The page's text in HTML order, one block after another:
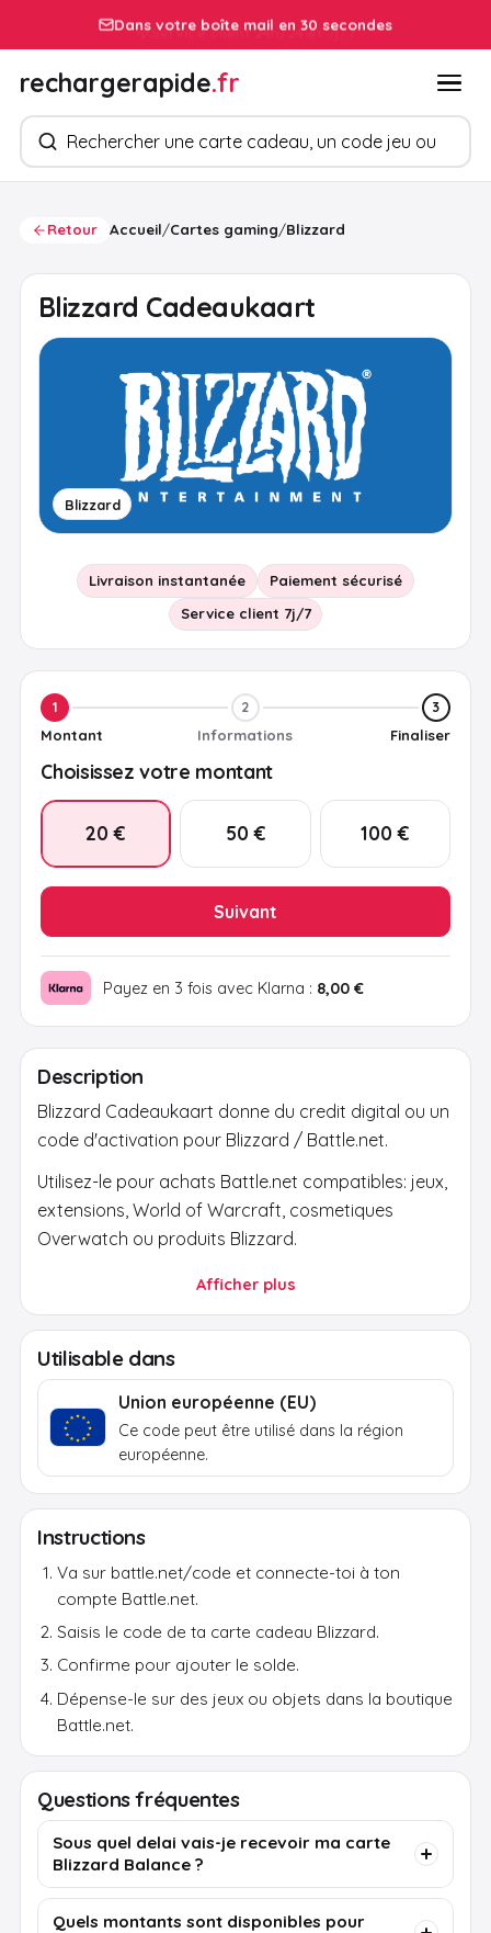
Dans votre boîte mail en 30 secondes
rechargerapide.fr
Rechercher des produits
Retour Accueil/Cartes gaming/Blizzard
Blizzard Cadeaukaart
Blizzard
Livraison instantanée
Paiement sécurisé
Service client 7j/7
1
Montant
2
Informations
3
Finaliser
Choisissez votre montant
20 € 50 € 100 €
Suivant
Payez en 3 fois avec Klarna : 8,00 €
Description
Blizzard Cadeaukaart donne du credit digital ou un
code d'activation pour Blizzard / Battle.net.
Utilisez-le pour achats Battle.net compatibles: jeux,
extensions, World of Warcraft, cosmetiques
Overwatch ou produits Blizzard.
Apres le paiement, le code arrive par e-mail.
boutique officielle et verifiez region, devise et
compte.
Afficher plus
Utilisable dans
Union européenne (EU)
Ce code peut être utilisé dans la région
européenne.
Instructions
Va sur battle.net/code et connecte-toi à ton
compte Battle.net.
Saisis le code de ta carte cadeau Blizzard.
Confirme pour ajouter le solde.
Dépense-le sur des jeux ou objets dans la boutique
Battle.net.
Questions fréquentes
Sous quel delai vais-je recevoir ma carte
Blizzard Balance ?
Quels montants sont disponibles pour